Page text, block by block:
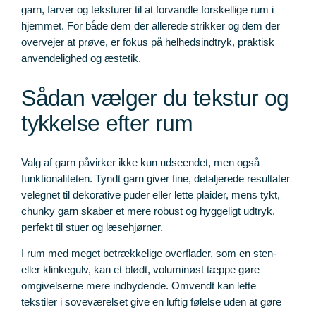
garn, farver og teksturer til at forvandle forskellige rum i
hjemmet. For både dem der allerede strikker og dem der
overvejer at prøve, er fokus på helhedsindtryk, praktisk
anvendelighed og æstetik.
Sådan vælger du tekstur og
tykkelse efter rum
Valg af garn påvirker ikke kun udseendet, men også
funktionaliteten. Tyndt garn giver fine, detaljerede resultater
velegnet til dekorative puder eller lette plaider, mens tykt,
chunky garn skaber et mere robust og hyggeligt udtryk,
perfekt til stuer og læsehjørner.
I rum med meget betrækkelige overflader, som en sten-
eller klinkegulv, kan et blødt, voluminøst tæppe gøre
omgivelserne mere indbydende. Omvendt kan lette
tekstiler i soveværelset give en luftig følelse uden at gøre